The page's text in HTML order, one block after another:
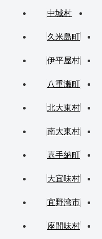
中城村
久米島町
伊平屋村
八重瀬町
北大東村
南大東村
嘉手納町
大宜味村
宜野湾市
座間味村